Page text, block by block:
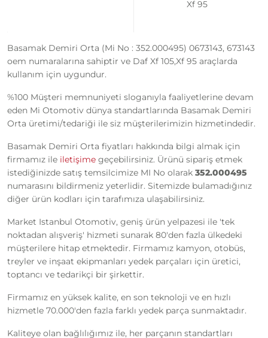
Xf 95
Basamak Demiri Orta (Mi No : 352.000495) 0673143, 673143
oem numaralarına sahiptir ve Daf Xf 105,Xf 95 araçlarda
kullanım için uygundur.
%100 Müşteri memnuniyeti sloganıyla faaliyetlerine devam
eden Mi Otomotiv dünya standartlarında Basamak Demiri
Orta üretimi/tedariği ile siz müşterilerimizin hizmetindedir.
Basamak Demiri Orta fiyatları hakkında bilgi almak için
firmamız ile iletişime geçebilirsiniz. Ürünü sipariş etmek
istediğinizde satış temsilcimize MI No olarak 352.000495
numarasını bildirmeniz yeterlidir. Sitemizde bulamadığınız
diğer ürün kodları için tarafımıza ulaşabilirsiniz.
Market Istanbul Otomotiv, geniş ürün yelpazesi ile 'tek
noktadan alışveriş' hizmeti sunarak 80'den fazla ülkedeki
müşterilere hitap etmektedir. Firmamız kamyon, otobüs,
treyler ve inşaat ekipmanları yedek parçaları için üretici,
toptancı ve tedarikçi bir şirkettir.
Firmamız en yüksek kalite, en son teknoloji ve en hızlı
hizmetle 70.000'den fazla farklı yedek parça sunmaktadır.
Kaliteye olan bağlılığımız ile, her parçanın standartları